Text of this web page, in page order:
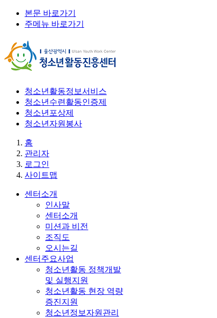
본문 바로가기
주메뉴 바로가기
청소년활동정보서비스
청소년수련활동인증제
청소년포상제
청소년자원봉사
홈
관리자
로그인
사이트맵
센터소개
인사말
센터소개
미션과 비전
조직도
오시는길
센터주요사업
청소년활동 정책개발
및 실행지원
청소년활동 현장 역량
증진지원
청소년정보자원관리